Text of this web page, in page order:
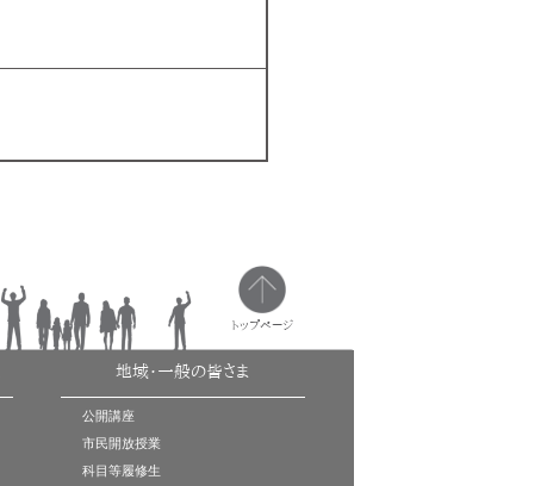
トップページ
地域・一般の皆さま
公開講座
市民開放授業
科目等履修生